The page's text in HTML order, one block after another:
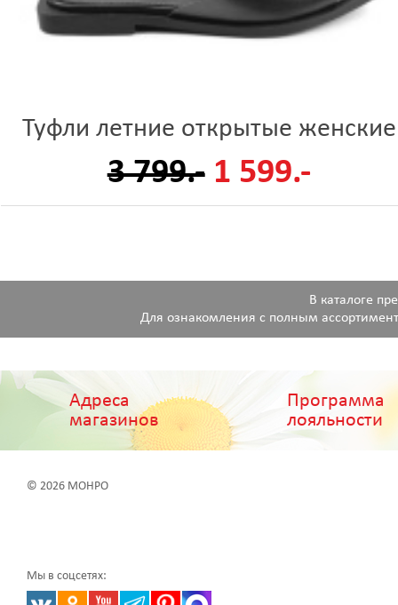
Туфли летние открытые женские
3 799.- 1 599.-
В каталоге
Для ознакомления с полным
Адреса
магазинов
Программа
лояльности
© 2026 МОНРО
Мы в соцсетях: